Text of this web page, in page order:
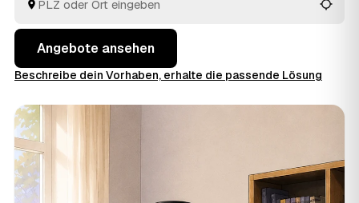
auf weiß.
Angebote ansehen
Beschreibe dein Vorhaben, erhalte die passende Lösung